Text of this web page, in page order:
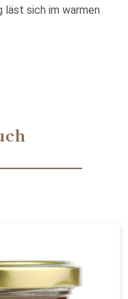
sich im warmen